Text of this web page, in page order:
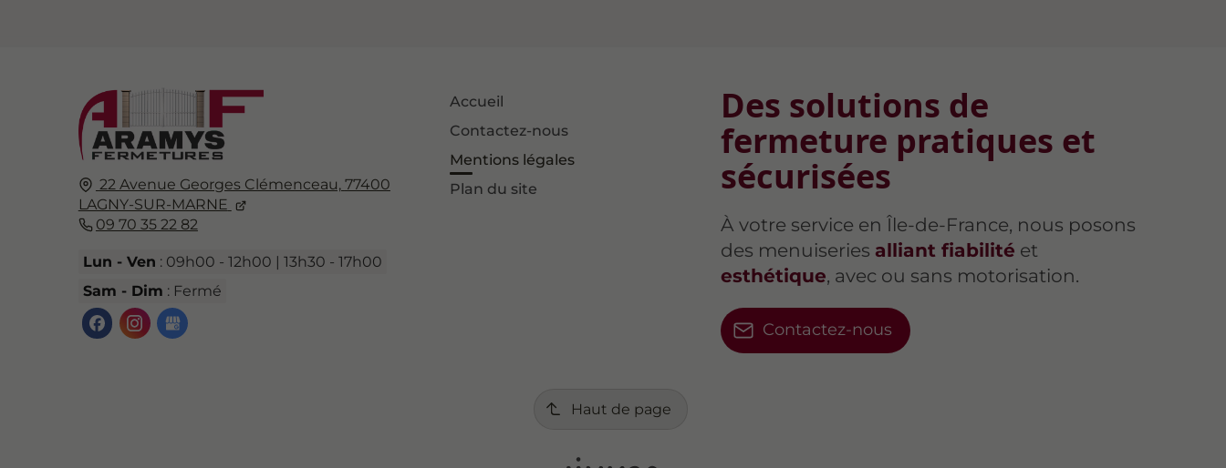
22 Avenue Georges Clémenceau, 77400
LAGNY-SUR-MARNE
09 70 35 22 82
Lun - Ven : 09h00 - 12h00 | 13h30 - 17h00
Sam - Dim : Fermé
Accueil
Contactez-nous
Mentions légales
Plan du site
Des solutions de
fermeture pratiques et
sécurisées
À votre service en Île-de-France, nous posons
des menuiseries alliant fiabilité et
esthétique, avec ou sans motorisation.
Contactez-nous
Haut de page